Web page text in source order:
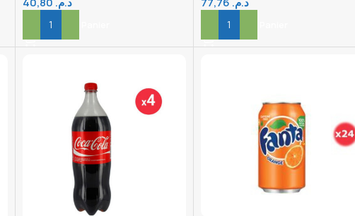
Ajouter Au Panier Ajouter Au Panier